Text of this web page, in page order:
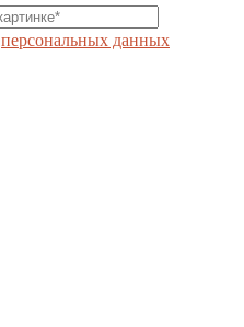
персональных данных